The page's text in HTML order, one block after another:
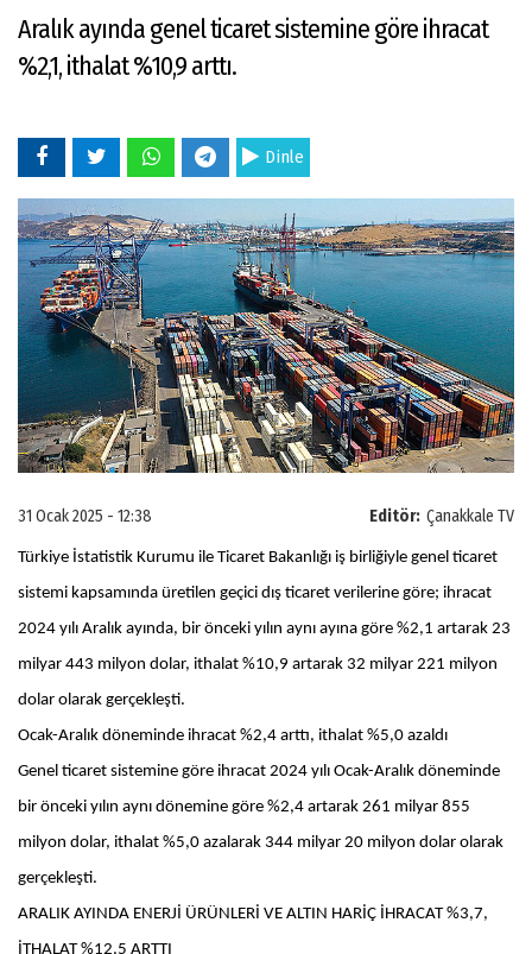
Aralık ayında genel ticaret sistemine göre ihracat
%2,1, ithalat %10,9 arttı.
Dinle
Editör: Çanakkale TV
31 Ocak 2025 - 12:38
Türkiye İstatistik Kurumu ile Ticaret Bakanlığı iş birliğiyle genel ticaret
sistemi kapsamında üretilen geçici dış ticaret verilerine göre; ihracat
2024 yılı Aralık ayında, bir önceki yılın aynı ayına göre %2,1 artarak 23
milyar 443 milyon dolar, ithalat %10,9 artarak 32 milyar 221 milyon
dolar olarak gerçekleşti.
Ocak-Aralık döneminde ihracat %2,4 arttı, ithalat %5,0 azaldı
Genel ticaret sistemine göre ihracat 2024 yılı Ocak-Aralık döneminde
bir önceki yılın aynı dönemine göre %2,4 artarak 261 milyar 855
milyon dolar, ithalat %5,0 azalarak 344 milyar 20 milyon dolar olarak
gerçekleşti.
ARALIK AYINDA ENERJİ ÜRÜNLERİ VE ALTIN HARİÇ İHRACAT %3,7,
İTHALAT %12,5 ARTTI